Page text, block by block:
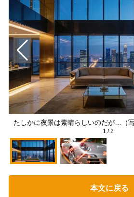
たしかに夜景は素晴らしいのだが…（
1 /2
本文に戻る